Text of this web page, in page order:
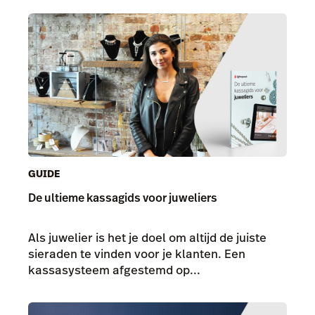
GUIDE
De ultieme kassagids voor juweliers
Als juwelier is het je doel om altijd de juiste
sieraden te vinden voor je klanten. Een
kassasysteem afgestemd op...